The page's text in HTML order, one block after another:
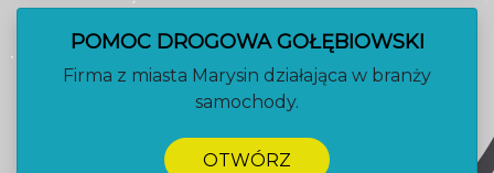
POMOC DROGOWA GOŁĘBIOWSKI
Firma z miasta Marysin działająca w branży
samochody.
OTWÓRZ